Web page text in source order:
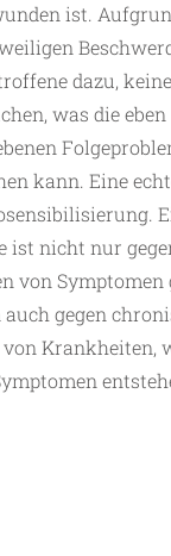
ist.
dazu,
was die eben
kann. Eine
ist nicht nur
von Symptomen
gegen
Krankheiten,